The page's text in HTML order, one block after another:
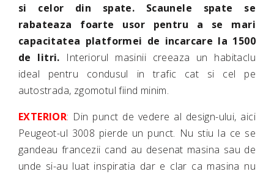
si celor din spate. Scaunele spate se
rabateaza foarte usor pentru a se mari
capacitatea platformei de incarcare la 1500
de litri. Interiorul masinii creeaza un habitaclu
ideal pentru condusul in trafic cat si cel pe
autostrada, zgomotul fiind minim.
EXTERIOR: Din punct de vedere al design-ului, aici
Peugeot-ul 3008 pierde un punct. Nu stiu la ce se
gandeau francezii cand au desenat masina sau de
unde si-au luat inspiratia dar e clar ca masina nu